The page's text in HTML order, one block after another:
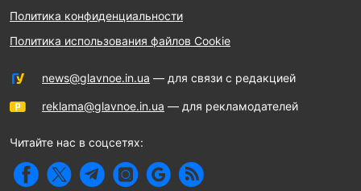
Политика конфиденциальности
Политика использования файлов Cookie
news@glavnoe.in.ua — для связи с редакцией
reklama@glavnoe.in.ua — для рекламодателей
Читайте нас в соцсетях: